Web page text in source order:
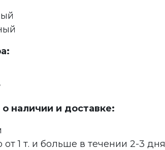
наличии и доставке:
от 1 т. и больше в течении 2-3 дня